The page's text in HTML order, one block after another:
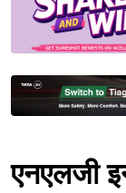
एनएलजी